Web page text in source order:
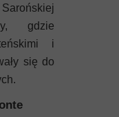
gdzie
i
się do